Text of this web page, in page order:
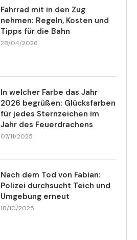
Fahrrad mit in den Zug
nehmen: Regeln, Kosten und
Tipps für die Bahn
28/04/2026
In welcher Farbe das Jahr
2026 begrüßen: Glücksfarben
für jedes Sternzeichen im
Jahr des Feuerdrachens
07/11/2025
Nach dem Tod von Fabian:
Polizei durchsucht Teich und
Umgebung erneut
18/10/2025